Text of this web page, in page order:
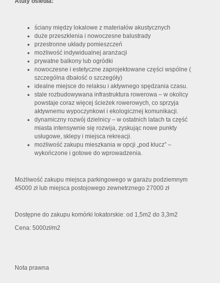
ściany między lokalowe z materiałów akustycznych
duże przeszklenia i nowoczesne balustrady
przestronne układy pomieszczeń
możliwość indywidualnej aranżacji
prywatne balkony lub ogródki
nowoczesne i estetyczne zaprojektowane części wspólne (
szczególna dbałość o szczegóły)
idealne miejsce do relaksu i aktywnego spędzania czasu.
stale rozbudowywana infrastruktura rowerowa – w okolicy
powstaje coraz więcej ścieżek rowerowych, co sprzyja
aktywnemu wypoczynkowi i ekologicznej komunikacji.
dynamiczny rozwój dzielnicy – w ostatnich latach ta część
miasta intensywnie się rozwija, zyskując nowe punkty
usługowe, sklepy i miejsca rekreacji.
możliwość zakupu mieszkania w opcji „pod klucz” –
wykończone i gotowe do wprowadzenia.
Możliwość zakupu miejsca parkingowego w garażu podziemnym
45000 zł lub miejsca postojowego zewnetrznego 27000 zł
Dostępne do zakupu komórki lokatorskie: od 1,5m2 do 3,3m2
Cena: 5000zł/m2
Nota prawna